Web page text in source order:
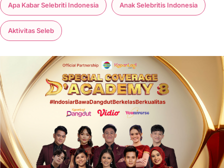
Apa Kabar Selebriti Indonesia Anak Selebritis Indonesia
Aktivitas Seleb